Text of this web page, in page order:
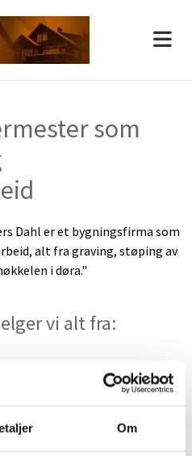
Om
som
Dahl er et bygningsfirma som
alt fra graving, støping av
i døra."
vi alt fra: